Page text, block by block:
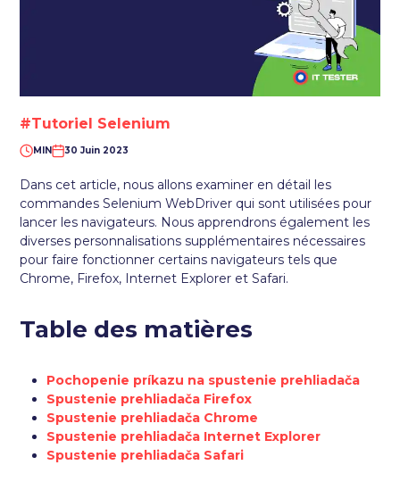
#Tutoriel Selenium
MIN 30 Juin 2023
Dans cet article, nous allons examiner en détail les
commandes Selenium WebDriver qui sont utilisées pour
lancer les navigateurs. Nous apprendrons également les
diverses personnalisations supplémentaires nécessaires
pour faire fonctionner certains navigateurs tels que
Chrome, Firefox, Internet Explorer et Safari.
Table des matières
Pochopenie príkazu na spustenie prehliadača
Spustenie prehliadača Firefox
Spustenie prehliadača Chrome
Spustenie prehliadača Internet Explorer
Spustenie prehliadača Safari